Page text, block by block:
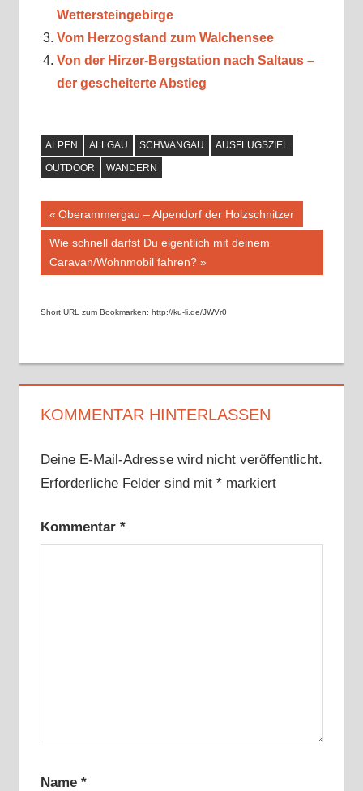
Wettersteingebirge
Vom Herzogstand zum Walchensee
Von der Hirzer-Bergstation nach Saltaus –
der gescheiterte Abstieg
ALPEN ALLGÄU SCHWANGAU
AUSFLUGSZIEL
OUTDOOR
WANDERN
Beitragsnavigation
Vorheriger
Beitrag:
Oberammergau – Alpendorf der Holzschnitzer
Nächster
Beitrag:
Wie schnell darfst Du eigentlich mit deinem
Caravan/Wohnmobil fahren?
Short URL zum Bookmarken: http://ku-li.de/JWVr0
KOMMENTAR HINTERLASSEN
Deine E-Mail-Adresse wird nicht veröffentlicht.
Erforderliche Felder sind mit *markiert
Kommentar *
Name *